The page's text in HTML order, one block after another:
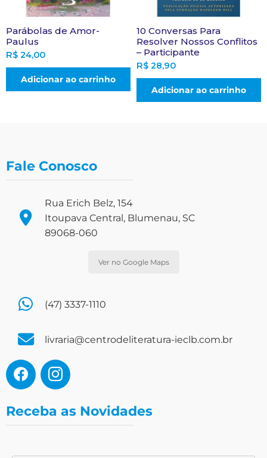
Parábolas de Amor-
Paulus
R$ 24,00
Adicionar ao carrinho
10 Conversas Para
Resolver Nossos Conflitos
– Participante
R$ 28,90
Adicionar ao carrinho
Fale Conosco
Rua Erich Belz, 154
Itoupava Central, Blumenau, SC
89068-060
Ver no Google Maps
(47) 3337-1110
livraria@centrodeliteratura-ieclb.com.br
Receba as Novidades